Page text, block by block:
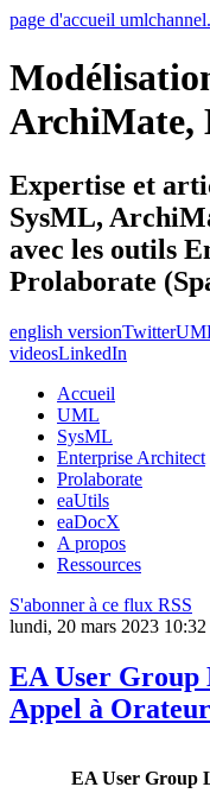
page d'accueil
ArchiMate,
Expertise et
SysML,
avec les outils
Prolaborate
english versionTwitter
videosLinkedIn
Accueil
UML
SysML
Enterprise Architect
Prolaborate
eaUtils
eaDocX
A propos
Ressources
S'abonner à ce flux RSS
lundi, 20 mars 2023 10:32
EA User Group
Appel à Orateur
EA User Group